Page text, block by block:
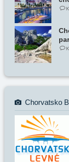
Chorvatsko